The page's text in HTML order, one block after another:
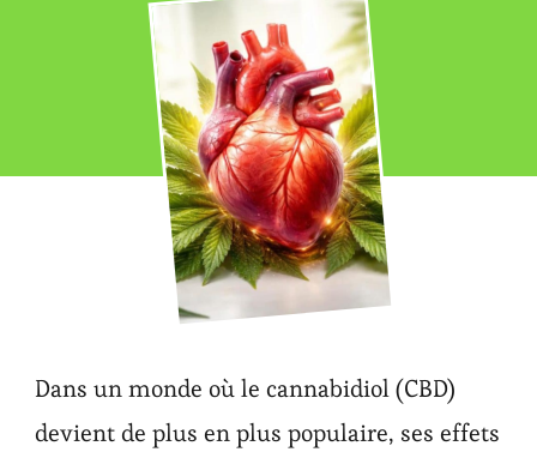
Dans un monde où le cannabidiol (CBD)
devient de plus en plus populaire, ses effets